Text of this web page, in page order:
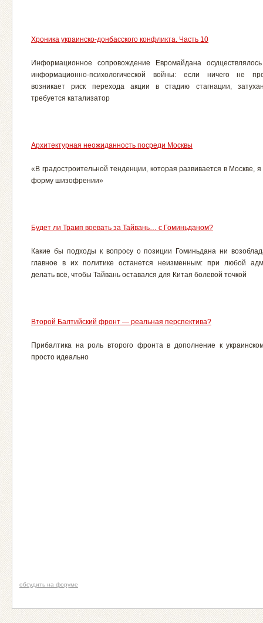
Хроника украинско-донбасского конфликта. Часть 10
Информационное сопровождение Евромайдана
информационно-психологической войны: если ничего не
возникает риск перехода акции в стадию стагнации,
требуется катализатор
Архитектурная неожиданность посреди Москвы
«В градостроительной тенденции, которая развивается в Москве, я
форму шизофрении»
Будет ли Трамп воевать за Тайвань… с Гоминьданом?
Какие бы подходы к вопросу о позиции Гоминьдана ни
главное в их политике останется неизменным: при любой
делать всё, чтобы Тайвань оставался для Китая болевой точкой
Второй Балтийский фронт — реальная перспектива?
Прибалтика на роль второго фронта в дополнение к
просто идеально
обсудить на форуме